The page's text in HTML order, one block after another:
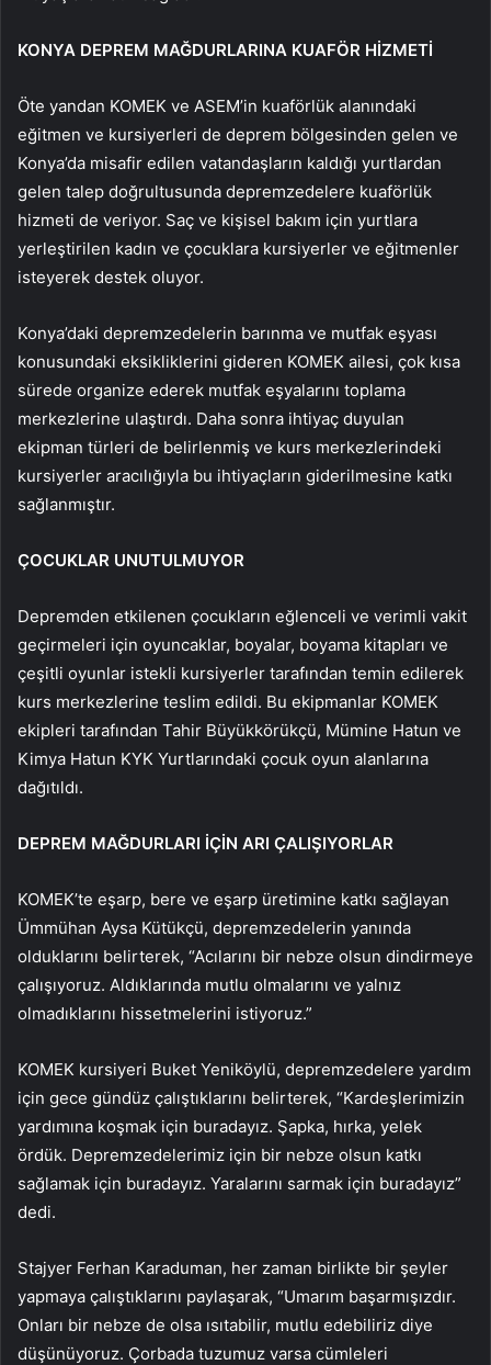
KONYA DEPREM MAĞDURLARINA KUAFÖR HİZMETİ
Öte yandan KOMEK ve ASEM’in kuaförlük alanındaki
eğitmen ve kursiyerleri de deprem bölgesinden gelen ve
Konya’da misafir edilen vatandaşların kaldığı yurtlardan
gelen talep doğrultusunda depremzedelere kuaförlük
hizmeti de veriyor. Saç ve kişisel bakım için yurtlara
yerleştirilen kadın ve çocuklara kursiyerler ve eğitmenler
isteyerek destek oluyor.
Konya’daki depremzedelerin barınma ve mutfak eşyası
konusundaki eksikliklerini gideren KOMEK ailesi, çok kısa
sürede organize ederek mutfak eşyalarını toplama
merkezlerine ulaştırdı. Daha sonra ihtiyaç duyulan
ekipman türleri de belirlenmiş ve kurs merkezlerindeki
kursiyerler aracılığıyla bu ihtiyaçların giderilmesine katkı
sağlanmıştır.
ÇOCUKLAR UNUTULMUYOR
Depremden etkilenen çocukların eğlenceli ve verimli vakit
geçirmeleri için oyuncaklar, boyalar, boyama kitapları ve
çeşitli oyunlar istekli kursiyerler tarafından temin edilerek
kurs merkezlerine teslim edildi. Bu ekipmanlar KOMEK
ekipleri tarafından Tahir Büyükkörükçü, Mümine Hatun ve
Kimya Hatun KYK Yurtlarındaki çocuk oyun alanlarına
dağıtıldı.
DEPREM MAĞDURLARI İÇİN ARI ÇALIŞIYORLAR
KOMEK’te eşarp, bere ve eşarp üretimine katkı sağlayan
Ümmühan Aysa Kütükçü, depremzedelerin yanında
olduklarını belirterek, “Acılarını bir nebze olsun dindirmeye
çalışıyoruz. Aldıklarında mutlu olmalarını ve yalnız
olmadıklarını hissetmelerini istiyoruz.”
KOMEK kursiyeri Buket Yeniköylü, depremzedelere yardım
için gece gündüz çalıştıklarını belirterek, “Kardeşlerimizin
yardımına koşmak için buradayız. Şapka, hırka, yelek
ördük. Depremzedelerimiz için bir nebze olsun katkı
sağlamak için buradayız. Yaralarını sarmak için buradayız”
dedi.
Stajyer Ferhan Karaduman, her zaman birlikte bir şeyler
yapmaya çalıştıklarını paylaşarak, “Umarım başarmışızdır.
Onları bir nebze de olsa ısıtabilir, mutlu edebiliriz diye
düşünüyoruz. Çorbada tuzumuz varsa cümleleri